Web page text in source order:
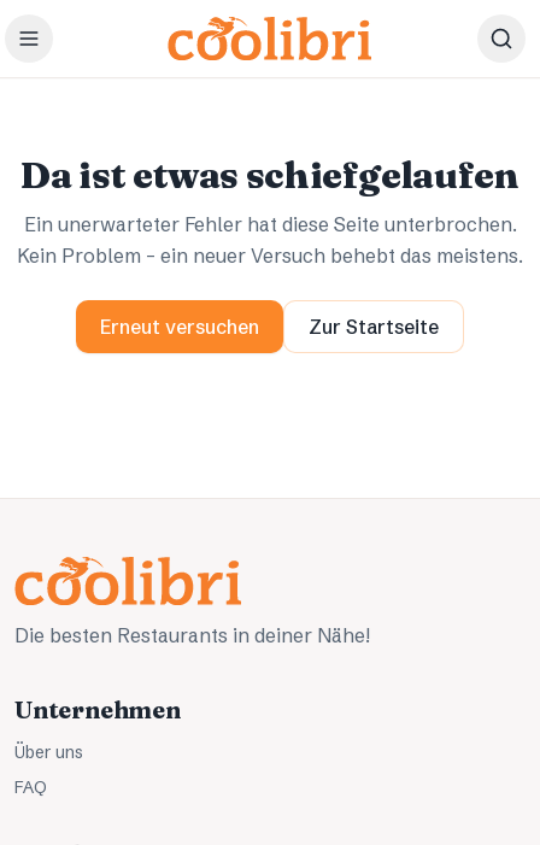
Zum Hauptinhalt springen
Da ist etwas schiefgelaufen
Ein unerwarteter Fehler hat diese Seite unterbrochen.
Kein Problem – ein neuer Versuch behebt das meistens.
Erneut versuchen Zur Startseite
Die besten Restaurants in deiner Nähe!
Unternehmen
Über uns
FAQ